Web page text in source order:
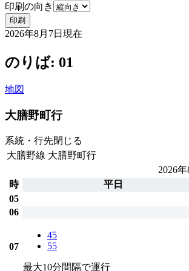
印刷の向き
印刷
2026年8月7日 現在
のりば: 01
地図
大膳野町行
系統・行先閉じる
大膳野線 大膳野町行
2026年
時
平日
05
06
07
45
55
最大10分間隔で運行